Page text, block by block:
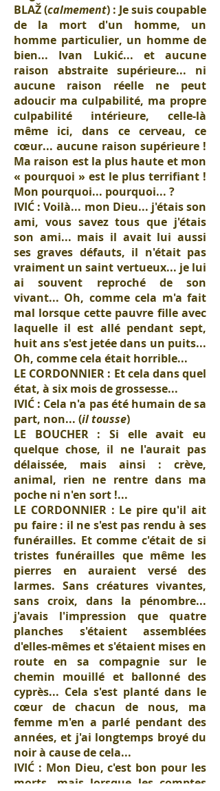
BLAŽ (calmement) : Je suis coupable
de la mort d'un homme, un
homme particulier, un homme de
bien... Ivan Lukić... et aucune
raison abstraite supérieure... ni
aucune raison réelle ne peut
adoucir ma culpabilité, ma propre
culpabilité intérieure, celle-là
même ici, dans ce cerveau, ce
cœur... aucune raison supérieure !
Ma raison est la plus haute et mon
« pourquoi » est le plus terrifiant !
Mon pourquoi... pourquoi... ?
IVIĆ : Voilà... mon Dieu... j'étais son
ami, vous savez tous que j'étais
son ami... mais il avait lui aussi
ses graves défauts, il n'était pas
vraiment un saint vertueux... je lui
ai souvent reproché de son
vivant... Oh, comme cela m'a fait
mal lorsque cette pauvre fille avec
laquelle il est allé pendant sept,
huit ans s'est jetée dans un puits...
Oh, comme cela était horrible...
LE CORDONNIER : Et cela dans quel
état, à six mois de grossesse...
IVIĆ : Cela n'a pas été humain de sa
part, non... (il tousse)
LE BOUCHER : Si elle avait eu
quelque chose, il ne l'aurait pas
délaissée, mais ainsi : crève,
animal, rien ne rentre dans ma
poche ni n'en sort !...
LE CORDONNIER : Le pire qu'il ait
pu faire : il ne s'est pas rendu à ses
funérailles. Et comme c'était de si
tristes funérailles que même les
pierres en auraient versé des
larmes. Sans créatures vivantes,
sans croix, dans la pénombre...
j'avais l'impression que quatre
planches s'étaient assemblées
d'elles-mêmes et s'étaient mises en
route en sa compagnie sur le
chemin mouillé et ballonné des
cyprès... Cela s'est planté dans le
cœur de chacun de nous, ma
femme m'en a parlé pendant des
années, et j'ai longtemps broyé du
noir à cause de cela...
IVIĆ : Mon Dieu, c'est bon pour les
morts, mais lorsque les comptes